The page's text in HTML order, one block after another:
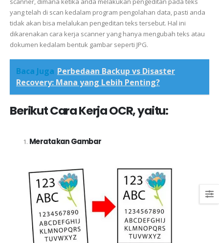
yang telah di scan kedalam program pengolahan data, pasti anda
tidak akan bisa melalukan pengeditan teks tersebut. Hal ini
dikarenakan cara kerja scanner yang hanya mengubah teks atau
dokumen kedalam bentuk gambar seperti JPG.
Baca Juga Perbedaan Backup vs Disaster
Recovery: Mana yang Lebih Penting?
Berikut Cara Kerja OCR, yaitu:
Meratakan Gambar